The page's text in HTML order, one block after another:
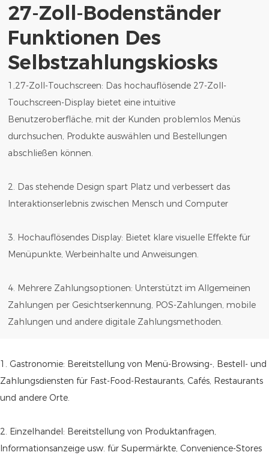
27-Zoll-Bodenständer
Funktionen Des
Selbstzahlungskiosks
1,27-Zoll-Touchscreen: Das hochauflösende 27-Zoll-
Touchscreen-Display bietet eine intuitive
Benutzeroberfläche, mit der Kunden problemlos Menüs
durchsuchen, Produkte auswählen und Bestellungen
abschließen können.
2. Das stehende Design spart Platz und verbessert das
Interaktionserlebnis zwischen Mensch und Computer
3. Hochauflösendes Display: Bietet klare visuelle Effekte für
Menüpunkte, Werbeinhalte und Anweisungen.
4. Mehrere Zahlungsoptionen: Unterstützt im Allgemeinen
Zahlungen per Gesichtserkennung, POS-Zahlungen, mobile
Zahlungen und andere digitale Zahlungsmethoden.
1. Gastronomie: Bereitstellung von Menü-Browsing-, Bestell- und
Zahlungsdiensten für Fast-Food-Restaurants, Cafés, Restaurants
und andere Orte.
2. Einzelhandel: Bereitstellung von Produktanfragen,
Informationsanzeige usw. für Supermärkte, Convenience-Stores